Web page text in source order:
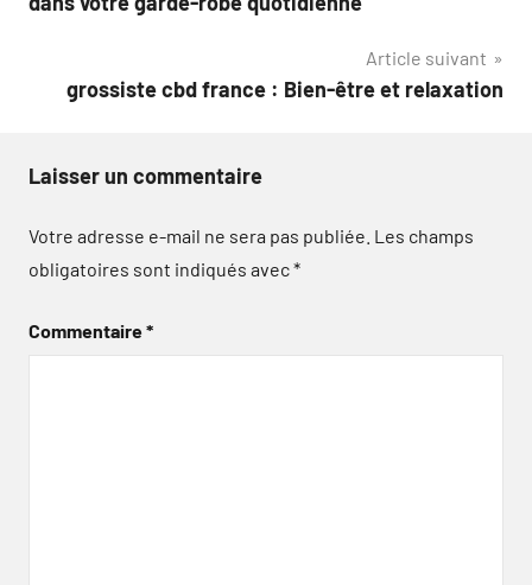
Article suivant
grossiste cbd france : Bien-être et relaxation
Laisser un commentaire
Votre adresse e-mail ne sera pas publiée. Les champs
obligatoires sont indiqués avec*
Commentaire*